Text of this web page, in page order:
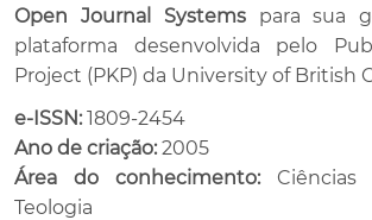
Open Journal Systemspara sua
plataforma desenvolvida pelo
Project (PKP) da University of British
e-ISSN:1809-2454
Ano de criação:2005
Área do conhecimento:Ciências
Teologia